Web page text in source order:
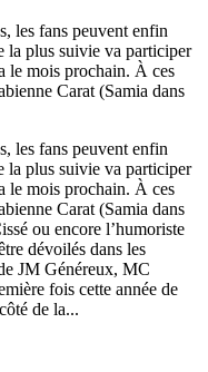
les fans peuvent enfin
la plus suivie va participer
le mois prochain. À ces
Carat (Samia dans
les fans peuvent enfin
la plus suivie va participer
le mois prochain. À ces
Carat (Samia dans
ou encore l’humoriste
dévoilés dans les
JM Généreux, MC
fois cette année de
de la...